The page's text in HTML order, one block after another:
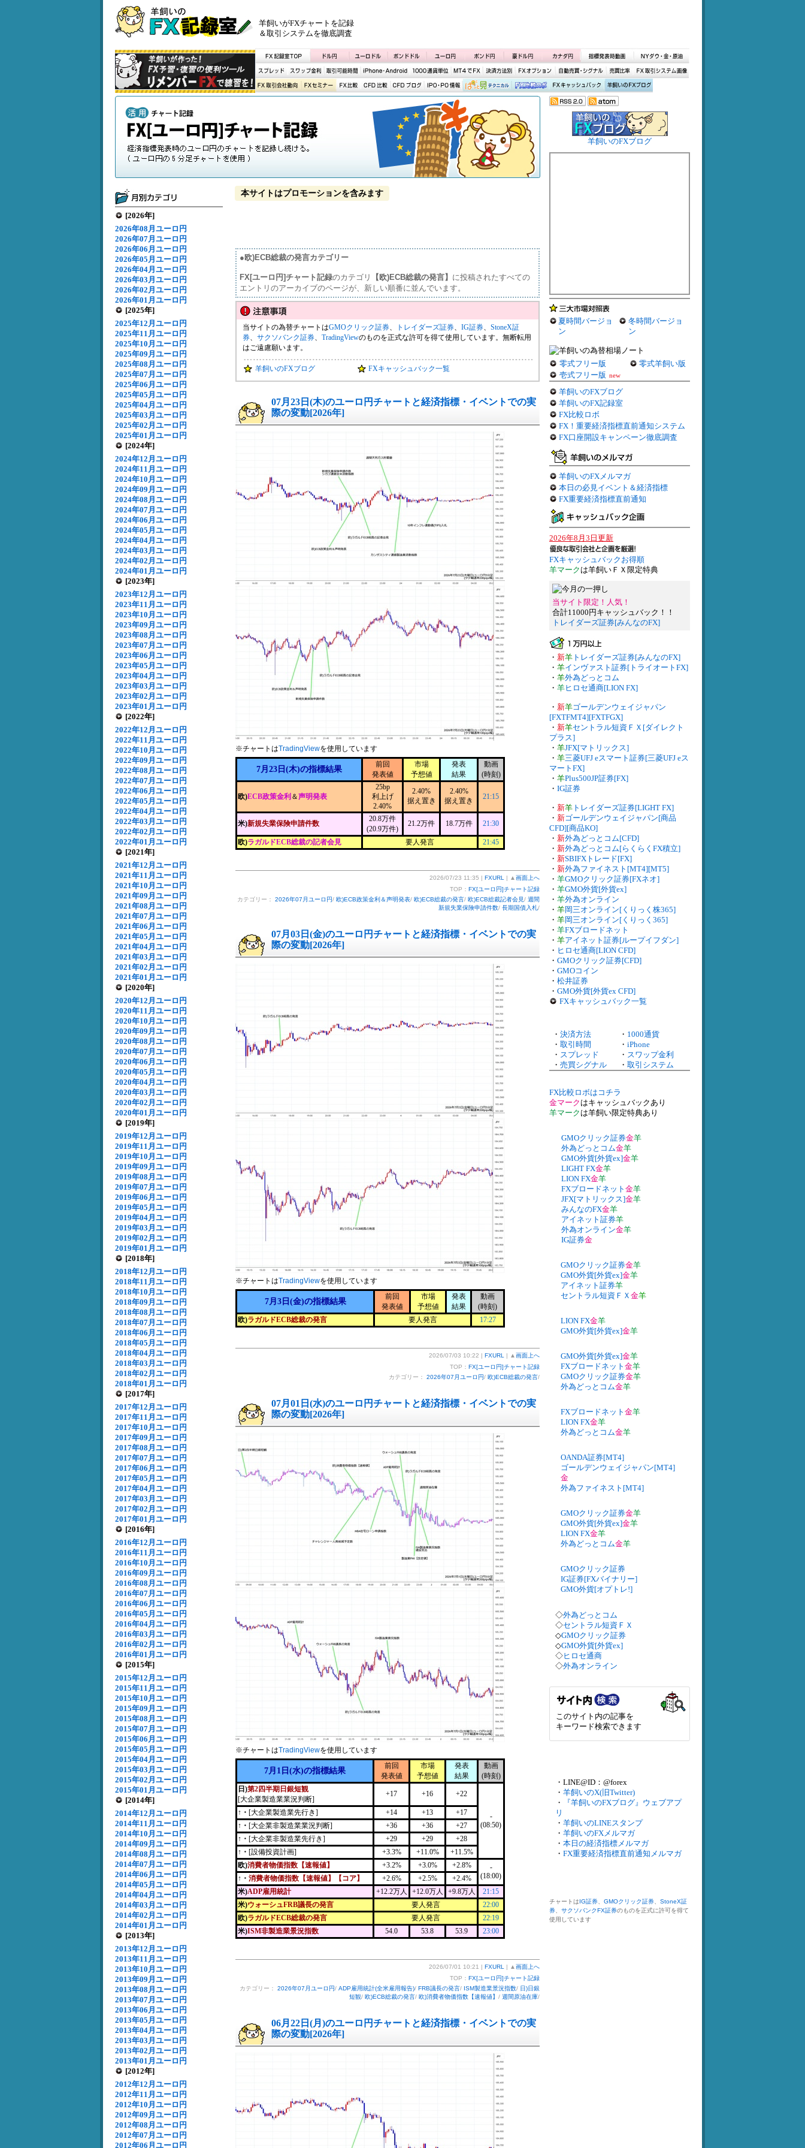
羊飼いがFXチャートを記録
＆取引システムを徹底調査
[2026年]
2026年08月ユーロ円
2026年07月ユーロ円
2026年06月ユーロ円
2026年05月ユーロ円
2026年04月ユーロ円
2026年03月ユーロ円
2026年02月ユーロ円
2026年01月ユーロ円
[2025年]
2025年12月ユーロ円
2025年11月ユーロ円
2025年10月ユーロ円
2025年09月ユーロ円
2025年08月ユーロ円
2025年07月ユーロ円
2025年06月ユーロ円
2025年05月ユーロ円
2025年04月ユーロ円
2025年03月ユーロ円
2025年02月ユーロ円
2025年01月ユーロ円
[2024年]
2024年12月ユーロ円
2024年11月ユーロ円
2024年10月ユーロ円
2024年09月ユーロ円
2024年08月ユーロ円
2024年07月ユーロ円
2024年06月ユーロ円
2024年05月ユーロ円
2024年04月ユーロ円
2024年03月ユーロ円
2024年02月ユーロ円
2024年01月ユーロ円
[2023年]
2023年12月ユーロ円
2023年11月ユーロ円
2023年10月ユーロ円
2023年09月ユーロ円
2023年08月ユーロ円
2023年07月ユーロ円
2023年06月ユーロ円
2023年05月ユーロ円
2023年04月ユーロ円
2023年03月ユーロ円
2023年02月ユーロ円
2023年01月ユーロ円
[2022年]
2022年12月ユーロ円
2022年11月ユーロ円
2022年10月ユーロ円
2022年09月ユーロ円
2022年08月ユーロ円
2022年07月ユーロ円
2022年06月ユーロ円
2022年05月ユーロ円
2022年04月ユーロ円
2022年03月ユーロ円
2022年02月ユーロ円
2022年01月ユーロ円
[2021年]
2021年12月ユーロ円
2021年11月ユーロ円
2021年10月ユーロ円
2021年09月ユーロ円
2021年08月ユーロ円
2021年07月ユーロ円
2021年06月ユーロ円
2021年05月ユーロ円
2021年04月ユーロ円
2021年03月ユーロ円
2021年02月ユーロ円
2021年01月ユーロ円
[2020年]
2020年12月ユーロ円
2020年11月ユーロ円
2020年10月ユーロ円
2020年09月ユーロ円
2020年08月ユーロ円
2020年07月ユーロ円
2020年06月ユーロ円
2020年05月ユーロ円
2020年04月ユーロ円
2020年03月ユーロ円
2020年02月ユーロ円
2020年01月ユーロ円
[2019年]
2019年12月ユーロ円
2019年11月ユーロ円
2019年10月ユーロ円
2019年09月ユーロ円
2019年08月ユーロ円
2019年07月ユーロ円
2019年06月ユーロ円
2019年05月ユーロ円
2019年04月ユーロ円
2019年03月ユーロ円
2019年02月ユーロ円
2019年01月ユーロ円
[2018年]
2018年12月ユーロ円
2018年11月ユーロ円
2018年10月ユーロ円
2018年09月ユーロ円
2018年08月ユーロ円
2018年07月ユーロ円
2018年06月ユーロ円
2018年05月ユーロ円
2018年04月ユーロ円
2018年03月ユーロ円
2018年02月ユーロ円
2018年01月ユーロ円
[2017年]
2017年12月ユーロ円
2017年11月ユーロ円
2017年10月ユーロ円
2017年09月ユーロ円
2017年08月ユーロ円
2017年07月ユーロ円
2017年06月ユーロ円
2017年05月ユーロ円
2017年04月ユーロ円
2017年03月ユーロ円
2017年02月ユーロ円
2017年01月ユーロ円
[2016年]
2016年12月ユーロ円
2016年11月ユーロ円
2016年10月ユーロ円
2016年09月ユーロ円
2016年08月ユーロ円
2016年07月ユーロ円
2016年06月ユーロ円
2016年05月ユーロ円
2016年04月ユーロ円
2016年03月ユーロ円
2016年02月ユーロ円
2016年01月ユーロ円
[2015年]
2015年12月ユーロ円
2015年11月ユーロ円
2015年10月ユーロ円
2015年09月ユーロ円
2015年08月ユーロ円
2015年07月ユーロ円
2015年06月ユーロ円
2015年05月ユーロ円
2015年04月ユーロ円
2015年03月ユーロ円
2015年02月ユーロ円
2015年01月ユーロ円
[2014年]
2014年12月ユーロ円
2014年11月ユーロ円
2014年10月ユーロ円
2014年09月ユーロ円
2014年08月ユーロ円
2014年07月ユーロ円
2014年06月ユーロ円
2014年05月ユーロ円
2014年04月ユーロ円
2014年03月ユーロ円
2014年02月ユーロ円
2014年01月ユーロ円
[2013年]
2013年12月ユーロ円
2013年11月ユーロ円
2013年10月ユーロ円
2013年09月ユーロ円
2013年08月ユーロ円
2013年07月ユーロ円
2013年06月ユーロ円
2013年05月ユーロ円
2013年04月ユーロ円
2013年03月ユーロ円
2013年02月ユーロ円
2013年01月ユーロ円
[2012年]
2012年12月ユーロ円
2012年11月ユーロ円
2012年10月ユーロ円
2012年09月ユーロ円
2012年08月ユーロ円
2012年07月ユーロ円
2012年06月ユーロ円
本サイトはプロモーションを含みます
●欧)ECB総裁の発言カテゴリー
FX[ユーロ円]チャート記録のカテゴリ 【欧)ECB総裁の発言】 に投稿されたすべての
エントリのアーカイブのページが、新しい順番に並んでいます。
当サイトの為替チャートはGMOクリック証券、 トレイダーズ証券、 IG証券、 StoneX証
券、 サクソバンク証券、 TradingViewのものを正式な許可を得て使用しています。無断転用
はご遠慮願います。
羊飼いのFXブログ FXキャッシュバック一覧
07月23日(木)のユーロ円チャートと経済指標・イベントでの実
際の変動[2026年]
※チャートはTradingViewを使用しています
7月23日(木)の指標結果
前回
発表値
市場
予想値
発表
結果
動画
(時刻)
欧)ECB政策金利 ＆声明発表
25bp
利上げ
2.40%
2.40%
据え置き
2.40%
据え置き
21:15
米)新規失業保険申請件数
20.8万件
(20.9万件)
21.2万件 18.7万件 21:30
欧)ラガルドECB総裁の記者会見 要人発言 21:45
2026/07/23 11:35 | FXURL | ▲ 画面上へ
TOP： FX[ユーロ円]チャート記録
カテゴリー： 2026年07月ユーロ円/ 欧)ECB政策金利＆声明発表/ 欧)ECB総裁の発言/ 欧)ECB総裁記者会見/ 週間
新規失業保険申請件数/ 長期国債入札/
07月03日(金)のユーロ円チャートと経済指標・イベントでの実
際の変動[2026年]
※チャートはTradingViewを使用しています
7月3日(金)の指標結果
前回
発表値
市場
予想値
発表
結果
動画
(時刻)
欧)ラガルドECB総裁の発言 要人発言 17:27
2026/07/03 10:22 | FXURL | ▲ 画面上へ
TOP： FX[ユーロ円]チャート記録
カテゴリー： 2026年07月ユーロ円/ 欧)ECB総裁の発言/
07月01日(水)のユーロ円チャートと経済指標・イベントでの実
際の変動[2026年]
※チャートはTradingViewを使用しています
7月1日(水)の指標結果
前回
発表値
市場
予想値
発表
結果
動画
(時刻)
日)第2四半期日銀短観
[大企業製造業業況判断]
+17 +16 +22
-
(08:50)
↑・ [大企業製造業先行き] +14 +13
+17
↑・ [大企業非製造業業況判断] +36 +36
+27
↑・ [大企業非製造業先行き] +29 +29
+28
↑・ [設備投資計画] +3.3% +11.0%
+11.5%
欧)消費者物価指数【速報値】 +3.2% +3.0% +2.8%
-
(18:00)
↑・ 消費者物価指数【速報値】【コア】 +2.6% +2.5%
+2.4%
米)ADP雇用統計 +12.2万人 +12.0万人 +9.8万人
21:15
米)ウォーシュFRB議長の発言 要人発言
22:00
欧)ラガルドECB総裁の発言 要人発言
22:19
米)ISM非製造業景況指数 54.0 53.8 53.9 23:00
2026/07/01 10:21 | FXURL | ▲ 画面上へ
TOP： FX[ユーロ円]チャート記録
カテゴリー： 2026年07月ユーロ円/ ADP雇用統計(全米雇用報告)/ FRB議長の発言/ ISM製造業景況指数/ 日)日銀
短観/ 欧)ECB総裁の発言/ 欧)消費者物価指数【速報値】 / 週間原油在庫/
06月22日(月)のユーロ円チャートと経済指標・イベントでの実
際の変動[2026年]
羊飼いのFXブログ
夏時間バージョ
ン
冬時間バージョ
ン
零式フリー版
零式羊飼い版
壱式フリー版 new
羊飼いのFXブログ
羊飼いのFX記録室
FX比較ロボ
FX！重要経済指標直前通知システム
FX口座開設キャンペーン徹底調査
羊飼いのFXメルマガ
本日の必見イベント＆経済指標
FX重要経済指標直前通知
2026年8月3日更新
FXキャッシュバックお得順
羊マーク は羊飼いＦＸ限定特典
当サイト限定！人気！
合計11000円キャッシュバック！！
トレイダーズ証券[みんなのFX]
・ 新羊 トレイダーズ証券[みんなのFX]
・ 羊インヴァスト証券[トライオートFX]
・ 羊外為どっとコム
・ 羊ヒロセ通商[LION FX]
・ 新羊ゴールデンウェイジャパン
[FXTFMT4][FXTFGX]
・ 新羊セントラル短資ＦＸ[ダイレクト
プラス]
・ 羊JFX[マトリックス]
・ 羊三菱UFJ eスマート証券[三菱UFJ eス
マートFX]
・ 羊Plus500JP証券[FX]
・ IG証券
・ 新羊 トレイダーズ証券[LIGHT FX]
・ 新ゴールデンウェイジャパン[商品
CFD][商品KO]
・ 新外為どっとコム[CFD]
・ 新外為どっとコム[らくらくFX積立]
・ 新SBIFXトレード[FX]
・ 新外為ファイネスト[MT4][MT5]
・ 羊GMOクリック証券[FXネオ]
・ 羊GMO外貨[外貨ex]
・ 羊外為オンライン
・ 羊岡三オンライン[くりっく株365]
・ 羊岡三オンライン[くりっく365]
・ 羊FXブロードネット
・ 羊アイネット証券[ループイフダン]
・ ヒロセ通商[LION CFD]
・ GMOクリック証券[CFD]
・ GMOコイン
・ 松井証券
・ GMO外貨[外貨ex CFD]
FXキャッシュバック一覧
・ 決済方法 ・ 1000通貨
・ 取引時間 ・ iPhone
・ スプレッド ・ スワップ金利
・ 売買シグナル ・ 取引システム
FX比較ロボはコチラ
金マーク はキャッシュバックあり
羊マーク は羊飼い限定特典あり
GMOクリック証券金羊
外為どっとコム金羊
GMO外貨[外貨ex]金羊
LIGHT FX金羊
LION FX金羊
FXブロードネット 金羊
JFX[マトリックス]金羊
みんなのFX金羊
アイネット証券羊
外為オンライン金羊
IG証券金
GMOクリック証券金羊
GMO外貨[外貨ex]金羊
アイネット証券羊
セントラル短資ＦＸ 金羊
LION FX金羊
GMO外貨[外貨ex]金羊
GMO外貨[外貨ex]金羊
FXブロードネット 金羊
GMOクリック証券金羊
外為どっとコム金羊
FXブロードネット 金羊
LION FX金羊
外為どっとコム金羊
OANDA証券[MT4]
ゴールデンウェイジャパン[MT4]
金
外為ファイネスト[MT4]
GMOクリック証券金羊
GMO外貨[外貨ex]金羊
LION FX金羊
外為どっとコム金羊
GMOクリック証券
IG証券[FXバイナリー]
GMO外貨[オプトレ!]
◇外為どっとコム
◇セントラル短資ＦＸ
◇GMOクリック証券
◇GMO外貨[外貨ex]
◇ヒロセ通商
◇外為オンライン
このサイト内の記事を
キーワード検索できます
・LINE@ID：@forex
・ 羊飼いのX(旧Twitter)
・
『羊飼いのFXブログ』ウェブアプ
リ
・ 羊飼いのLINEスタンプ
・ 羊飼いのFXメルマガ
・ 本日の経済指標メルマガ
・ FX重要経済指標直前通知メルマガ
チャートはIG証券 GMOクリック証券
StoneX証
券
サクソバンクFX証券のものを正式に許可を得て
使用しています